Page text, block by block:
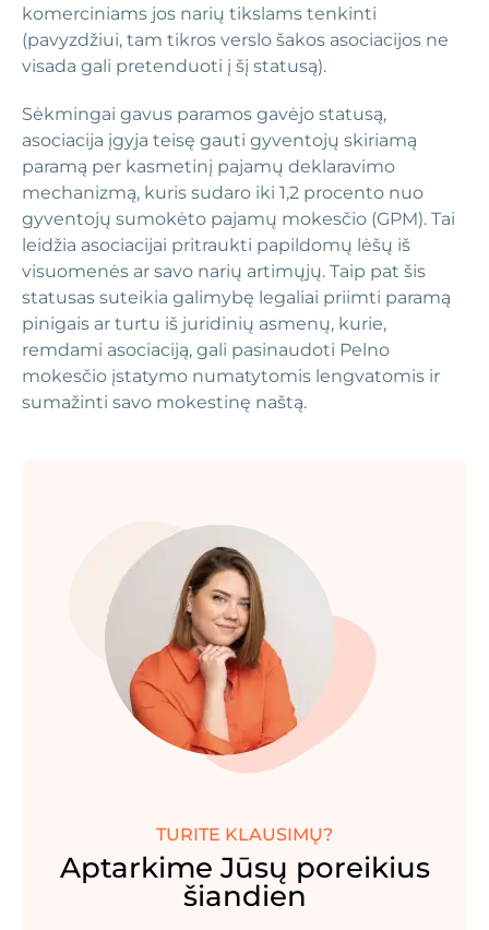
komerciniams jos narių tikslams tenkinti
(pavyzdžiui, tam tikros verslo šakos asociacijos ne
visada gali pretenduoti į šį statusą).
Sėkmingai gavus paramos gavėjo statusą,
asociacija įgyja teisę gauti gyventojų skiriamą
paramą per kasmetinį pajamų deklaravimo
mechanizmą, kuris sudaro iki 1,2 procento nuo
gyventojų sumokėto pajamų mokesčio (GPM). Tai
leidžia asociacijai pritraukti papildomų lėšų iš
visuomenės ar savo narių artimųjų. Taip pat šis
statusas suteikia galimybę legaliai priimti paramą
pinigais ar turtu iš juridinių asmenų, kurie,
remdami asociaciją, gali pasinaudoti Pelno
mokesčio įstatymo numatytomis lengvatomis ir
sumažinti savo mokestinę naštą.
TURITE KLAUSIMŲ?
Aptarkime Jūsų poreikius
šiandien